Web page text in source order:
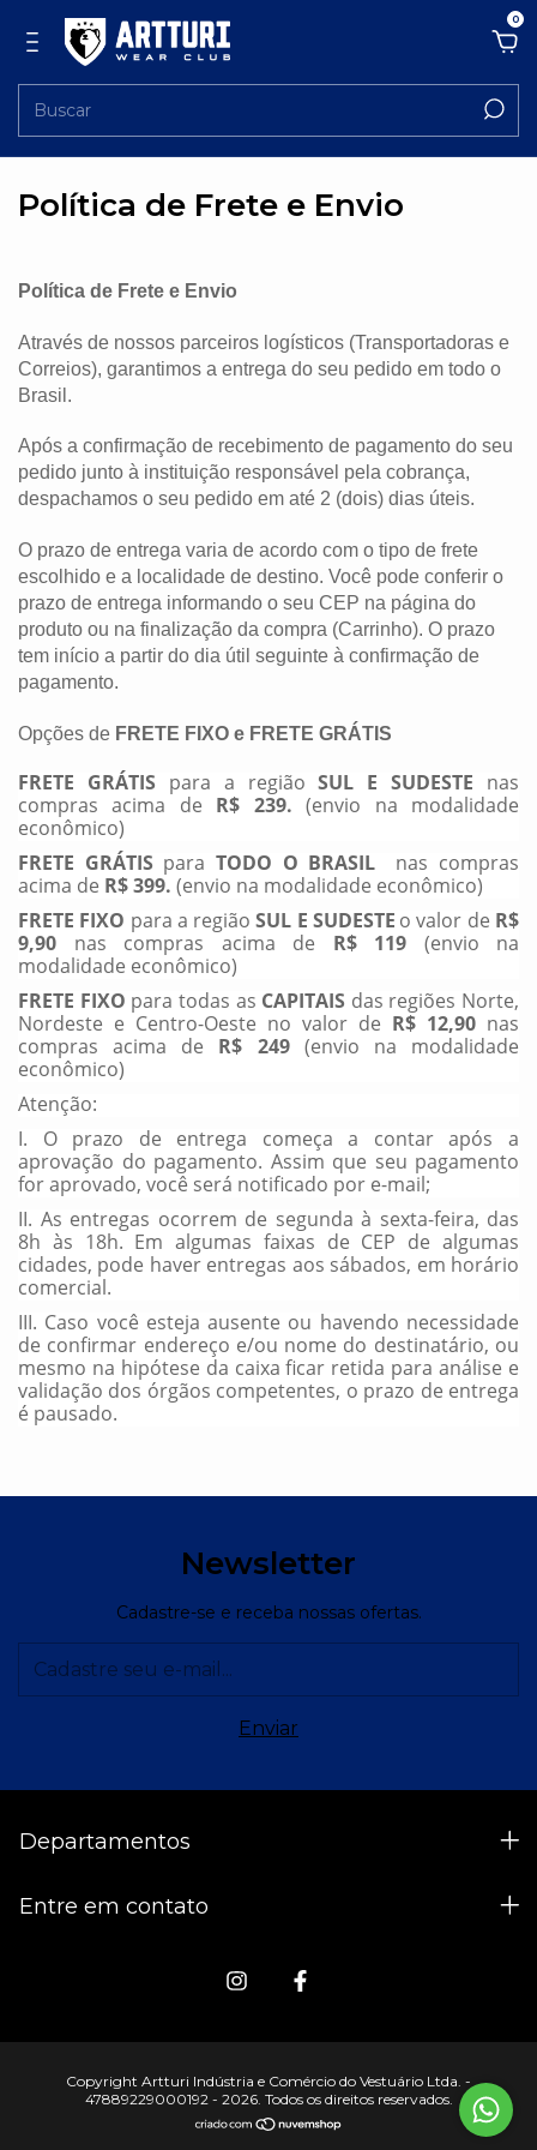
0
Política de Frete e Envio
Política de Frete e Envio
Através de nossos parceiros logísticos (Transportadoras e
Correios), garantimos a entrega do seu pedido em todo o
Brasil.
Após a confirmação de recebimento de pagamento do seu
pedido junto à instituição responsável pela cobrança,
despachamos o seu pedido em até 2 (dois) dias úteis.
O prazo de entrega varia de acordo com o tipo de frete
escolhido e a localidade de destino. Você pode conferir o
prazo de entrega informando o seu CEP na página do
produto ou na finalização da compra (Carrinho). O prazo
tem início a partir do dia útil seguinte à confirmação de
pagamento.
Opções de FRETE FIXO e FRETE GRÁTIS
FRETE GRÁTIS para a regiãoSUL E SUDESTE nas
compras acima de R$ 239.(envio na modalidade
econômico)
FRETE GRÁTIS para TODO O BRASIL
nas compras
acima de R$ 399. (envio na modalidade econômico)
FRETE FIXO para a regiãoSUL E SUDESTE o valor de R$
9,90 nas compras acima de R$ 119 (envio na
modalidade econômico)
FRETE FIXO para todas as CAPITAIS das regiões Norte,
Nordeste e Centro-Oeste no valor de R$ 12,90 nas
compras acima de R$ 249 (envio na modalidade
econômico)
Atenção:
I. O prazo de entrega começa a contar após a
aprovação do pagamento. Assim que seu pagamento
for aprovado, você será notificado por e-mail;
II. As entregas ocorrem de segunda à sexta-feira, das
8h às 18h. Em algumas faixas de CEP de algumas
cidades, pode haver entregas aos sábados, em horário
comercial.
III. Caso você esteja ausente ou havendo necessidade
de confirmar endereço e/ou nome do destinatário, ou
mesmo na hipótese da caixa ficar retida para análise e
validação dos órgãos competentes, o prazo de entrega
é pausado.
Newsletter
Cadastre-se e receba nossas ofertas.
Departamentos
Entre em contato
Copyright Artturi Indústria e Comércio do Vestuário Ltda. -
47889229000192 - 2026. Todos os direitos reservados.